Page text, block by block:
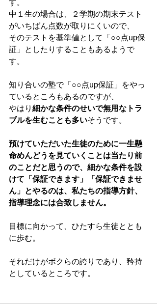
す。
中１生の場合は、２学期の期末テスト
がいちばん点数が取りにくいので、
そのテストを基準値として「○○点up保
証」としたりすることもあるようで
す。
知り合いの塾で「○○点up保証」をやっ
ているところもあるのですが、
やはり 細かな条件のせいで無用なトラ
ブルを生むことも多いそうです。
預けていただいた生徒のために一生懸
命めんどうを見ていくことは当たり前
のことだと思うので、細かな条件を設
けて「保証できます」「保証できませ
ん」とやるのは、私たちの指導方針、
指導理念には合致しません。
目標に向かって、ひたすら生徒ととも
に歩む。
それだけがボクらの誇りであり、矜持
としているところです。